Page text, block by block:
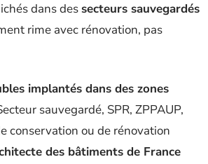
dans des secteurs sauvegardés
rime avec rénovation, pas
implantés dans des zones
sauvegardé, SPR, ZPPAUP,
conservation ou de rénovation
des bâtiments de France